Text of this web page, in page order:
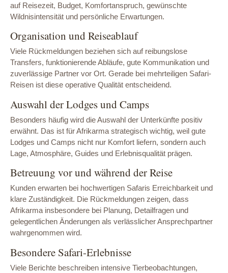
auf Reisezeit, Budget, Komfortanspruch, gewünschte
Wildnisintensität und persönliche Erwartungen.
Organisation und Reiseablauf
Viele Rückmeldungen beziehen sich auf reibungslose
Transfers, funktionierende Abläufe, gute Kommunikation und
zuverlässige Partner vor Ort. Gerade bei mehrteiligen Safari-
Reisen ist diese operative Qualität entscheidend.
Auswahl der Lodges und Camps
Besonders häufig wird die Auswahl der Unterkünfte positiv
erwähnt. Das ist für Afrikarma strategisch wichtig, weil gute
Lodges und Camps nicht nur Komfort liefern, sondern auch
Lage, Atmosphäre, Guides und Erlebnisqualität prägen.
Betreuung vor und während der Reise
Kunden erwarten bei hochwertigen Safaris Erreichbarkeit und
klare Zuständigkeit. Die Rückmeldungen zeigen, dass
Afrikarma insbesondere bei Planung, Detailfragen und
gelegentlichen Änderungen als verlässlicher Ansprechpartner
wahrgenommen wird.
Besondere Safari-Erlebnisse
Viele Berichte beschreiben intensive Tierbeobachtungen,